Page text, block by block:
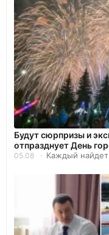
Будут сюрпризы и
отпразднует День
05.08 Каждый